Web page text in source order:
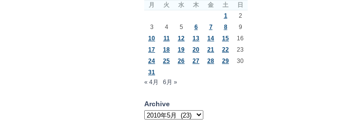
月 火 水 木 金 土
日
1
2
3
4 5 6 7 8
9
10
11 12 13 14 15
16
17
18 19 20 21 22
23
24
25 26 27 28 29
30
31
« 4月
6月 »
Archive
Archive